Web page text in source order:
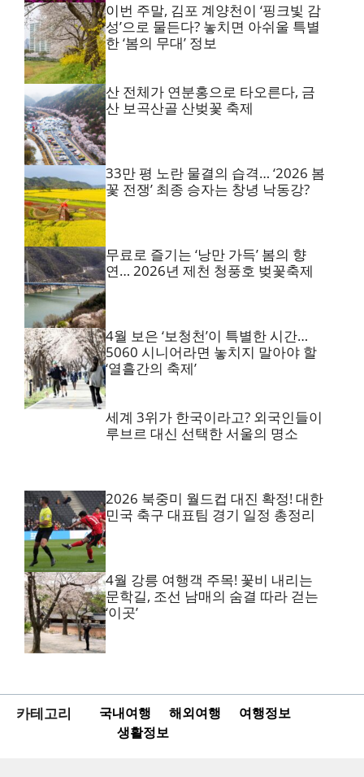
이번 주말, 김포 계양천이 ‘핑크빛 감
성’으로 물든다? 놓치면 아쉬울 특별
한 ‘봄의 무대’ 정보
산 전체가 연분홍으로 타오른다, 금
산 보곡산골 산벚꽃 축제
33만 평 노란 물결의 습격… ‘2026 봄
꽃 전쟁’ 최종 승자는 창녕 낙동강?
무료로 즐기는 ‘낭만 가득’ 봄의 향
연… 2026년 제천 청풍호 벚꽃축제
4월 보은 ‘보청천’이 특별한 시간…
5060 시니어라면 놓치지 말아야 할
‘열흘간의 축제’
세계 3위가 한국이라고? 외국인들이
루브르 대신 선택한 서울의 명소
2026 북중미 월드컵 대진 확정! 대한
민국 축구 대표팀 경기 일정 총정리
4월 강릉 여행객 주목! 꽃비 내리는
문학길, 조선 남매의 숨결 따라 걷는
‘이곳’
카테고리 국내여행 해외여행
여행정보
생활정보